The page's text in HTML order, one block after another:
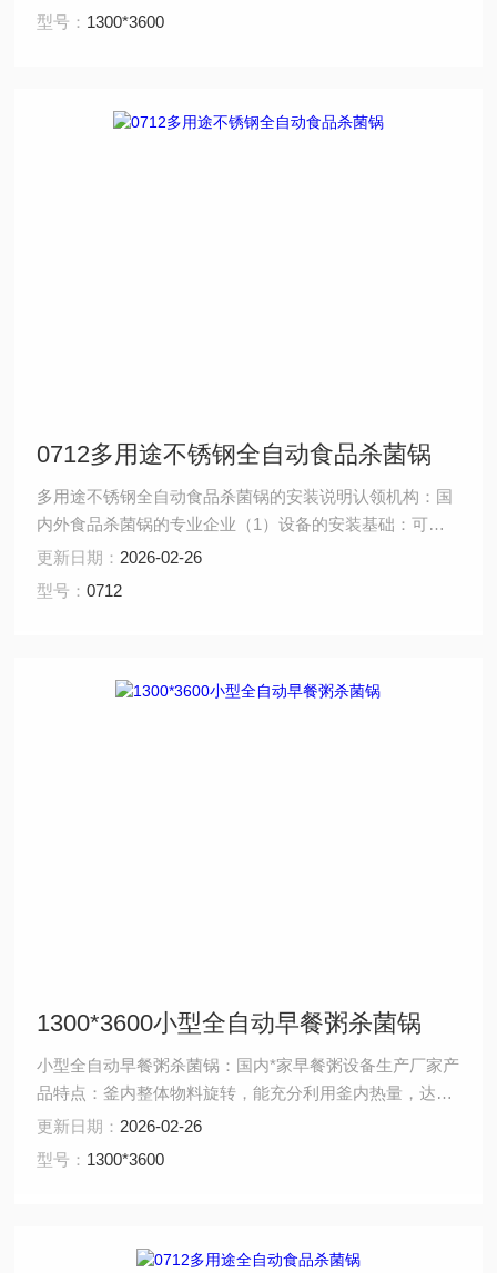
重比液体比重大，及各种浓度不同的粘性罐装食品，使其
型号： 1300*3600
0712多用途不锈钢全自动食品杀菌锅
多用途不锈钢全自动食品杀菌锅的安装说明认领机构：国
内外食品杀菌锅的专业企业（1）设备的安装基础：可根
据需要适当降低安装地面，使轨车和高度和地面平衡，便
于推车推进锅内。 （2）按图纸所示在锅上装妥安全阀，
更新日期： 2026-02-26
型号：0712
1300*3600小型全自动早餐粥杀菌锅
小型全自动早餐粥杀菌锅：国内*家早餐粥设备生产厂家产
品特点：釜内整体物料旋转，能充分利用釜内热量，达到
釜内*，快速准确灭菌，此杀菌釜特别适用于包装物中固体
比重比液体比重大，及各种浓度不同的粘性罐装食品，使
更新日期： 2026-02-26
型号： 1300*3600